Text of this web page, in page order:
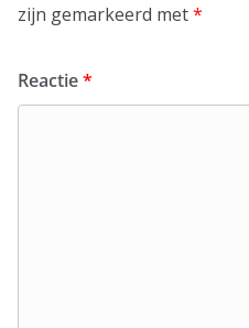
zijn gemarkeerd met*
Reactie*